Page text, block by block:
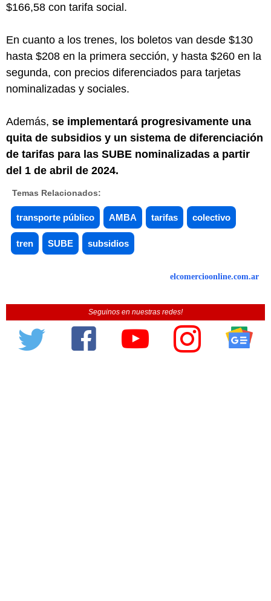
$166,58 con tarifa social.
En cuanto a los trenes, los boletos van desde $130
hasta $208 en la primera sección, y hasta $260 en la
segunda, con precios diferenciados para tarjetas
nominalizadas y sociales.
Además, se implementará progresivamente una
quita de subsidios y un sistema de diferenciación
de tarifas para las SUBE nominalizadas a partir
del 1 de abril de 2024.
Temas Relacionados:
transporte público AMBA tarifas colectivo
tren SUBE subsidios
elcomercioonline.com.ar
Seguinos en nuestras redes!